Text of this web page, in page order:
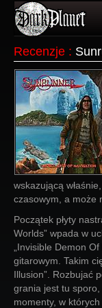
Galeria
Forum
Więcej
Login
Recenzje :
wskazującą
czasowym, a może
Początek płyty
Worlds” wpada w
„Invisible Demon
gitarowym. Takim
Illusion”. Rozbujać
grania jest tu
momenty, w